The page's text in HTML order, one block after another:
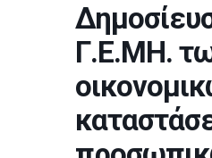
Γ.Ε.ΜΗ.